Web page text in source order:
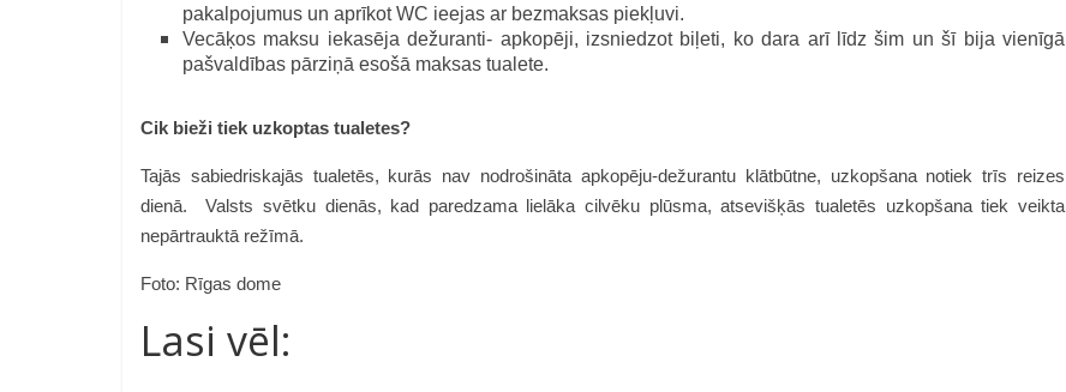
pakalpojumus un aprīkot WC ieejas ar bezmaksas piekļuvi.
Vecāķos maksu iekasēja dežuranti- apkopēji, izsniedzot biļeti, ko dara arī līdz šim un šī bija vienīgā
pašvaldības pārziņā esošā maksas tualete.
Cik bieži tiek uzkoptas tualetes?
Tajās sabiedriskajās tualetēs, kurās nav nodrošināta apkopēju-dežurantu klātbūtne, uzkopšana notiek trīs reizes
dienā. Valsts svētku dienās, kad paredzama lielāka cilvēku plūsma, atsevišķās tualetēs uzkopšana tiek veikta
nepārtrauktā režīmā.
Foto: Rīgas dome
Lasi vēl: